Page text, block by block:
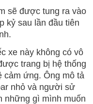
sẽ được tung ra vào
kỷ sau lần đầu tiên
xe này không có vô
trang bị hệ thống
cảm ứng. Ông mô tả
nhỏ và người sử
những gì mình muốn